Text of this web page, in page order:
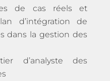
de cas réels et
d’intégration de
dans la gestion des
d’analyste des